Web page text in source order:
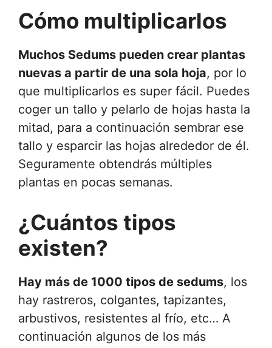
Cómo multiplicarlos
Muchos Sedums pueden crear plantas
nuevas a partir de una sola hoja, por lo
que multiplicarlos es super fácil. Puedes
coger un tallo y pelarlo de hojas hasta la
mitad, para a continuación sembrar ese
tallo y esparcir las hojas alrededor de él.
Seguramente obtendrás múltiples
plantas en pocas semanas.
¿Cuántos tipos
existen?
Hay más de 1000 tipos de sedums, los
hay rastreros, colgantes, tapizantes,
arbustivos, resistentes al frío, etc… A
continuación algunos de los más